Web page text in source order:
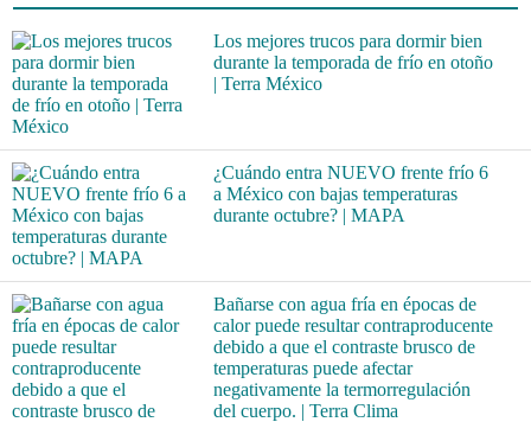
Los mejores trucos para dormir bien
durante la temporada de frío en otoño
| Terra México
¿Cuándo entra NUEVO frente frío 6
a México con bajas temperaturas
durante octubre? | MAPA
Bañarse con agua fría en épocas de
calor puede resultar contraproducente
debido a que el contraste brusco de
temperaturas puede afectar
negativamente la termorregulación
del cuerpo. | Terra Clima